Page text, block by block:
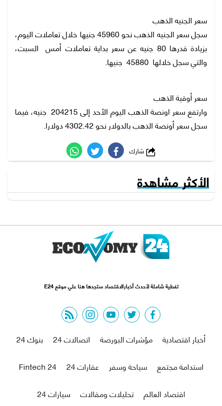
سعر الجنيه الذهب
سجل سعر الجنيه الذهب نحو 45960 جنيها خلال تعاملات اليوم،
بزيادة قدرها 80 جنيه عن سعر بداية تعاملات أمس السبت،
والتي سجل خلالها 45880 جنيها.
سعر أوقية الذهب
وارتفع سعر اونصة الذهب اليوم الأحد إلى 204215 جنيه، فيما
سجل سعر أونصة الذهب بالدولار نحو 4302.42 دولارا.
الأكثر مشاهدة
تغطية شاملة لأحدث أخبارالاقتصاد ستجدها هنا علي موقع E24
facebook
twitter
youtube
instagram
rss feed
أخبار اقتصادية
مؤشرات البورصة اتصالات 24
بنوك 24
استدامة مجتمع
سياحة وسفر عقارات 24
Fintech 24
اقتصاد العالم
تحليلات ومقالات سيارات 24